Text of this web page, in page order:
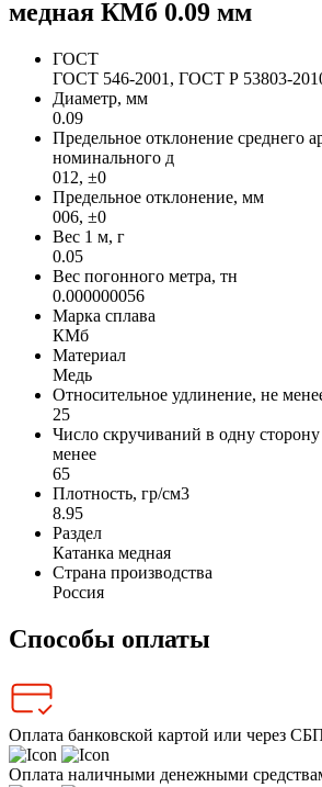
медная КМб 0.09 мм
ГОСТ
ГОСТ 546-2001, ГОСТ Р 53803-
Диаметр, мм
0.09
Предельное отклонение среднего
номинального д
012, ±0
Предельное отклонение, мм
006, ±0
Вес 1 м, г
0.05
Вес погонного метра, тн
0.000000056
Марка сплава
КМб
Материал
Медь
Относительное удлинение, не
25
Число скручиваний в одну
менее
65
Плотность, гр/см3
8.95
Раздел
Катанка медная
Страна производства
Россия
Способы оплаты
Оплата банковской картой или через
Оплата наличными денежными